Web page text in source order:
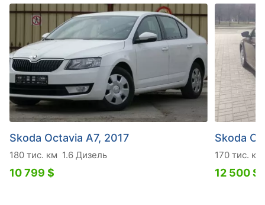
Skoda Octavia A7, 2017
180 тис. км 1.6 Дизель
10 799 $
Skoda
170 тис. км
12 500 $